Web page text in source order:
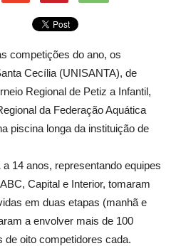
competições do ano, os
Cecília (UNISANTA), de
Regional de Petiz a Infantil,
da Federação Aquática
piscina longa da instituição de
14 anos, representando equipes
Capital e Interior, tomaram
em duas etapas (manhã e
a envolver mais de 100
oito competidores cada.